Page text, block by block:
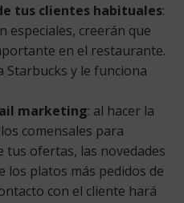
tus clientes habituales:
especiales, creerán que
en el restaurante.
Starbucks y le funciona
marketing: al hacer la
comensales para
ofertas, las novedades
platos más pedidos de
con el cliente hará